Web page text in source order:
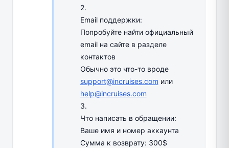
2.
Email поддержки:
Попробуйте найти официальный
email на сайте в разделе
контактов
Обычно это что-то вроде
support@incruises.com или
help@incruises.com
3.
Что написать в обращении:
Ваше имя и номер аккаунта
Сумма к возврату: 300$